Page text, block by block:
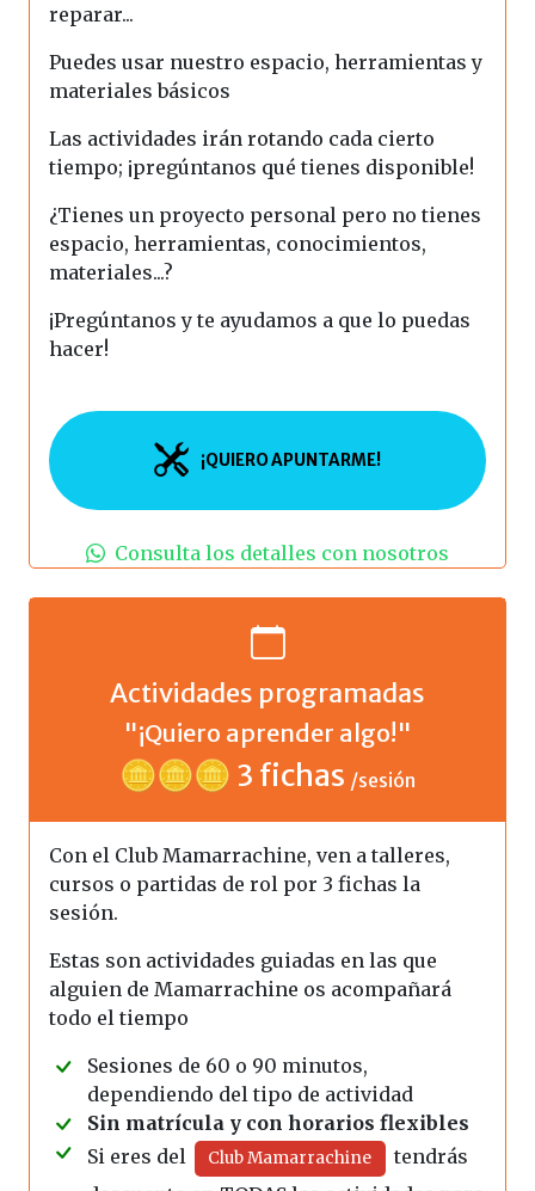
reparar...
Puedes usar nuestro espacio, herramientas y
materiales básicos
Las actividades irán rotando cada cierto
tiempo; ¡pregúntanos qué tienes disponible!
¿Tienes un proyecto personal pero no tienes
espacio, herramientas, conocimientos,
materiales...?
¡Pregúntanos y te ayudamos a que lo puedas
hacer!
¡QUIERO APUNTARME!
Consulta los detalles con nosotros
Actividades programadas
"¡Quiero aprender algo!"
🪙🪙🪙 3 fichas /sesión
Con el Club Mamarrachine, ven a talleres,
cursos o partidas de rol por 3 fichas la
sesión.
Estas son actividades guiadas en las que
alguien de Mamarrachine os acompañará
todo el tiempo
Sesiones de 60 o 90 minutos,
dependiendo del tipo de actividad
Sin matrícula y con horarios flexibles
Si eres del
Club Mamarrachine
tendrás